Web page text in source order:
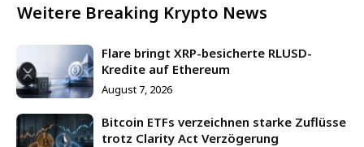
Weitere Breaking Krypto News
Flare bringt XRP-besicherte RLUSD-
Kredite auf Ethereum
August 7, 2026
Bitcoin ETFs verzeichnen starke Zuflüsse
trotz Clarity Act Verzögerung